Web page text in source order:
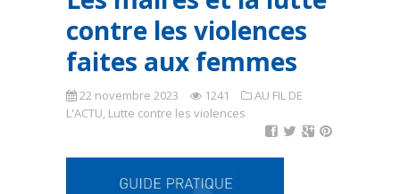
contre les violences
faites aux femmes
22 novembre 2023 1241
AU FIL DE
L'ACTU, Lutte contre les violences